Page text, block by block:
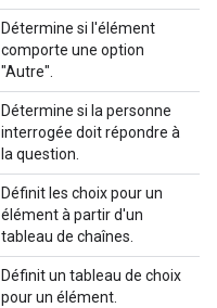
Détermine si l'élément
comporte une option
"Autre".
Détermine si la personne
interrogée doit répondre à
la question.
Définit les choix pour un
élément à partir d'un
tableau de chaînes.
Définit un tableau de choix
pour un élément.